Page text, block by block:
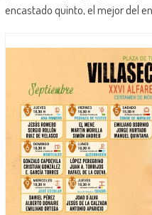
encastado quinto, el mejor del